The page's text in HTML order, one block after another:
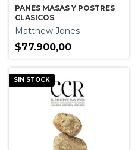
PANES MASAS Y POSTRES
CLASICOS
Matthew Jones
$77.900,00
SIN STOCK